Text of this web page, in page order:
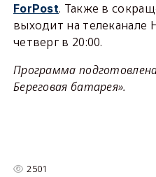
ForPost. Также в
выходит на телеканале
четверг в 20:00.
Программа
Береговая батарея».
2501